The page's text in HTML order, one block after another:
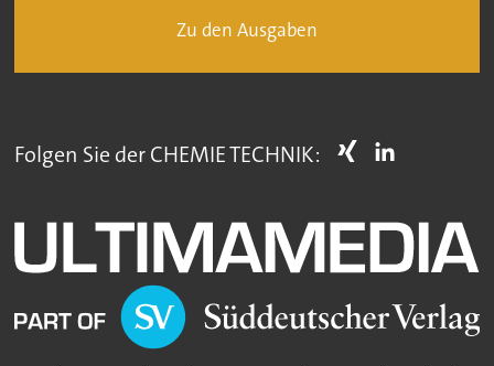
Zu den Ausgaben
Folgen Sie der CHEMIE TECHNIK: